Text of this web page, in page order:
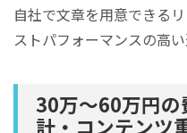
自社で文章を用意できる
ストパフォーマンスの高い
30万～60万円
計・コンテンツ